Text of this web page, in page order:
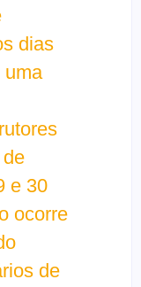
dias
uma
e 30
ocorre
de